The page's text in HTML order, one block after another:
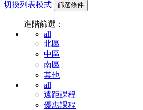
切換列表模式
篩選條件
進階篩選：
all
北區
中區
南區
其他
all
遠距課程
優惠課程